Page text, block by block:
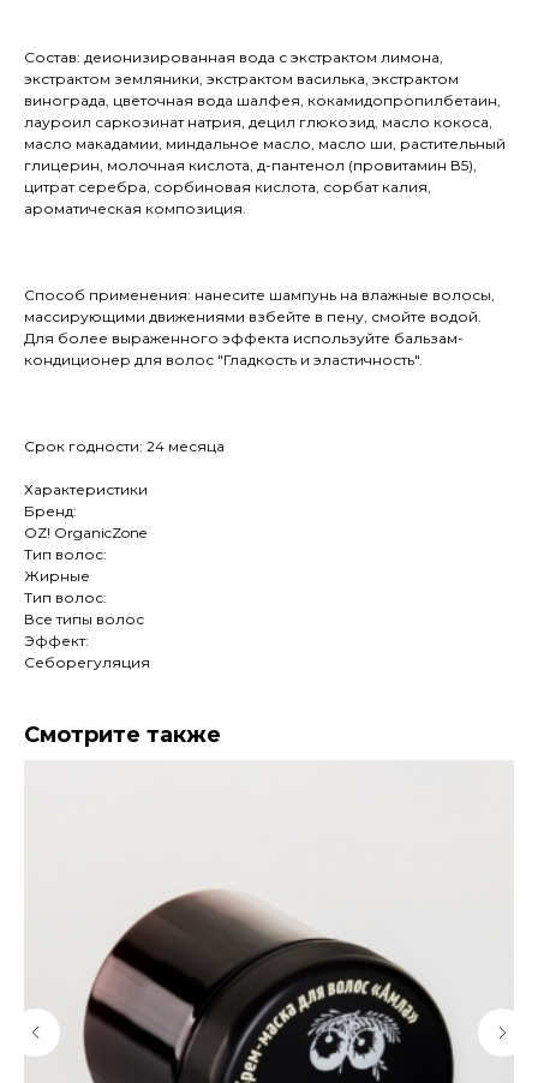
Состав: деионизированная вода с экстрактом лимона,
экстрактом земляники, экстрактом василька, экстрактом
винограда, цветочная вода шалфея, кокамидопропилбетаин,
лауроил саркозинат натрия, децил глюкозид, масло кокоса,
масло макадамии, миндальное масло, масло ши, растительный
глицерин, молочная кислота, д-пантенол (провитамин В5),
цитрат серебра, сорбиновая кислота, сорбат калия,
ароматическая композиция.
Способ применения: нанесите шампунь на влажные волосы,
массирующими движениями взбейте в пену, смойте водой.
Для более выраженного эффекта используйте бальзам-
кондиционер для волос "Гладкость и эластичность".
Срок годности: 24 месяца
Характеристики
Бренд:
OZ! OrganicZone
Тип волос:
Жирные
Тип волос:
Все типы волос
Эффект:
Себорегуляция
Смотрите также